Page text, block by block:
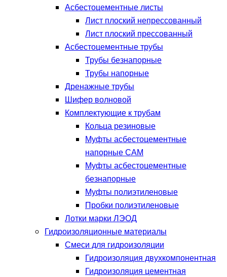
Асбестоцементные листы
Лист плоский непрессованный
Лист плоский прессованный
Асбестоцементные трубы
Трубы безнапорные
Трубы напорные
Дренажные трубы
Шифер волновой
Комплектующие к трубам
Кольца резиновые
Муфты асбестоцементные
напорные САМ
Муфты асбестоцементные
безнапорные
Муфты полиэтиленовые
Пробки полиэтиленовые
Лотки марки ЛЭОД
Гидроизоляционные материалы
Смеси для гидроизоляции
Гидроизоляция двухкомпонентная
Гидроизоляция цементная